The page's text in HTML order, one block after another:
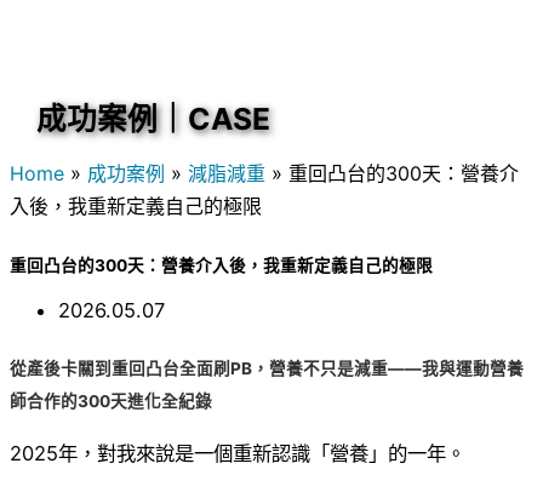
成功案例｜CASE
Home » 成功案例 » 減脂減重 » 重回凸台的300天：營養介
入後，我重新定義自己的極限
重回凸台的300天：營養介入後，我重新定義自己的極限
2026.05.07
從產後卡關到重回凸台全面刷PB，營養不只是減重——我與運動營養
師合作的300天進化全紀錄
2025年，對我來說是一個重新認識「營養」的一年。